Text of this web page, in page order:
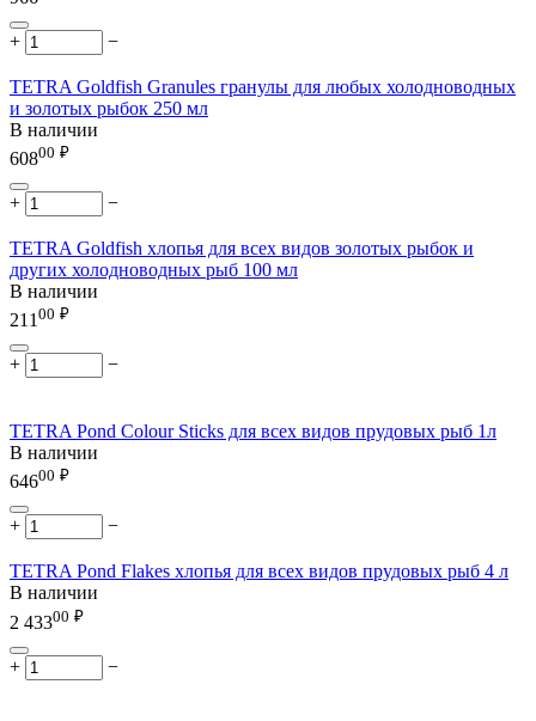
+ −
TETRA Goldfish Granules гранулы для любых холодноводных
и золотых рыбок 250 мл
В наличии
60800 ₽
+ −
TETRA Goldfish хлопья для всех видов золотых рыбок и
других холодноводных рыб 100 мл
В наличии
211 00 ₽
+ −
TETRA Pond Colour Sticks для всех видов прудовых рыб 1л
В наличии
64600 ₽
+ −
TETRA Pond Flakes хлопья для всех видов прудовых рыб 4 л
В наличии
2 43300 ₽
+ −